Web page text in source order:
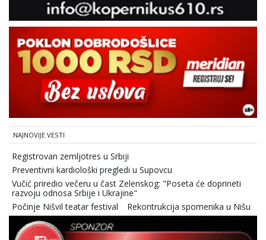
NAJNOVIJE VESTI
Registrovan zemljotres u Srbiji
Preventivni kardiološki pregledi u Supovcu
Vučić priredio večeru u čast Zelenskog: "Poseta će doprineti
razvoju odnosa Srbije i Ukrajine"
Počinje Nišvil teatar festival
Rekontrukcija spomenika u Nišu